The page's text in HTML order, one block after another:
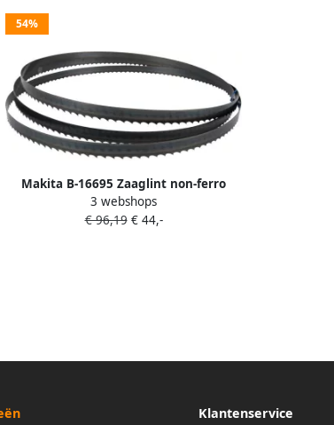
54%
Makita B-16695 Zaaglint non-ferro
2240x16mm 14TPI | Mtools
3 webshops
€ 96,19€ 44,-
Klantenservice